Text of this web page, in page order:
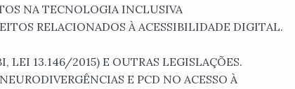
NA TECNOLOGIA INCLUSIVA
RELACIONADOS À ACESSIBILIDADE DIGITAL.
LEI 13.146/2015) E OUTRAS LEGISLAÇÕES.
E PCD NO ACESSO À